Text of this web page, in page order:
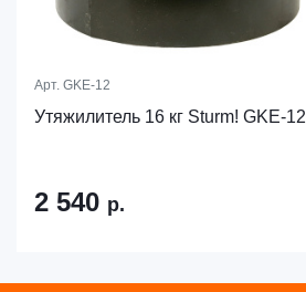
Арт. GKE-12
Утяжилитель 16 кг Sturm! GKE-12
2 540 р.